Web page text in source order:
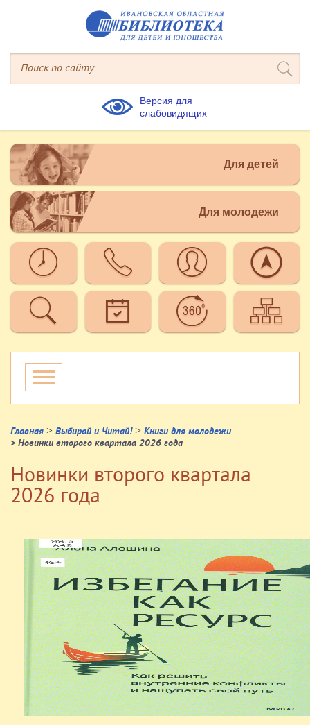
Версия для
слабовидящих
Для детей
Для молодежи
Главная > Выбирай и Читай! > Книги для молодежи
> Новинки второго квартала 2026 года
Новинки второго квартала
2026 года